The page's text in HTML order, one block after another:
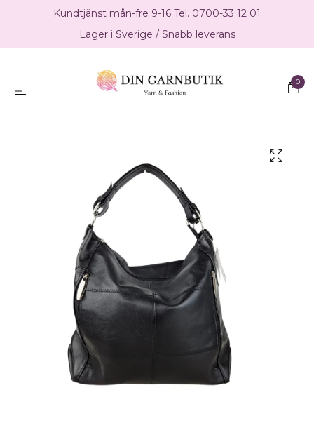
Kundtjänst mån-fre 9-16 Tel. 0700-33 12 01
Lager i Sverige / Snabb leverans
0